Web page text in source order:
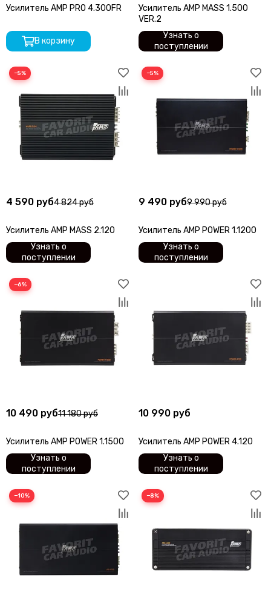
Усилитель AMP PRO 4.300FR
В корзину
Усилитель AMP MASS 1.500
VER.2
Узнать о
поступлении
−5%
4 590 руб4 824 руб
Усилитель AMP MASS 2.120
Узнать о
поступлении
−5%
9 490 руб9 990 руб
Усилитель AMP POWER 1.1200
Узнать о
поступлении
−6%
10 490 руб11 180 руб
Усилитель AMP POWER 1.1500
Узнать о
поступлении
10 990 руб
Усилитель AMP POWER 4.120
Узнать о
поступлении
−10% −8%